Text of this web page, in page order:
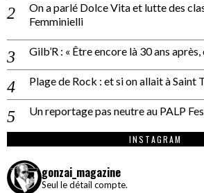
On a parlé Dolce Vita et lutte des
Femminielli
Gilb’R : « Être encore là 30 ans
Plage de Rock : et si on allait à Saint
Un reportage pas neutre au PALP
INSTAGRAM
gonzai_magazine
Seul le détail compte.